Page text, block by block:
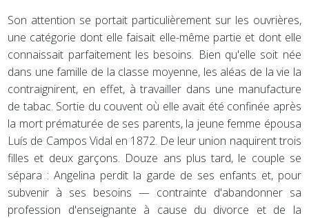
Son attention se portait particulièrement sur les ouvrières,
une catégorie dont elle faisait elle-même partie et dont elle
connaissait parfaitement les besoins. Bien qu'elle soit née
dans une famille de la classe moyenne, les aléas de la vie la
contraignirent, en effet, à travailler dans une manufacture
de tabac. Sortie du couvent où elle avait été confinée après
la mort prématurée de ses parents, la jeune femme épousa
Luís de Campos Vidal en 1872. De leur union naquirent trois
filles et deux garçons. Douze ans plus tard, le couple se
sépara : Angelina perdit la garde de ses enfants et, pour
subvenir à ses besoins — contrainte d'abandonner sa
profession d'enseignante à cause du divorce et de la